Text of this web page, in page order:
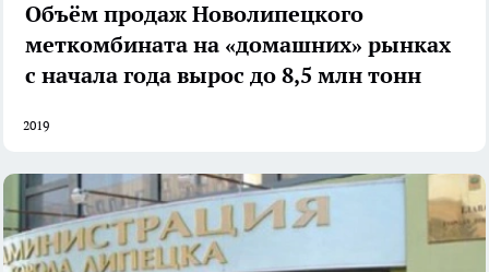
Объём продаж Новолипецкого
меткомбината на «домашних» рынках
с начала года вырос до 8,5 млн тонн
2019